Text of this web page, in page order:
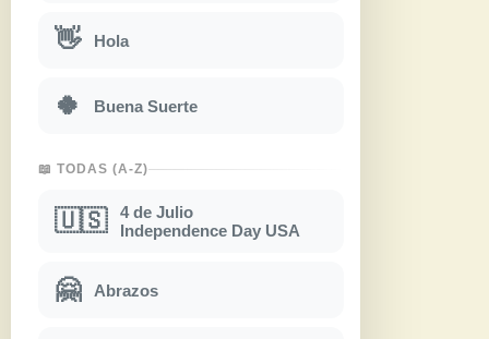
👋 Hola
🍀 Buena Suerte
📖 TODAS (A-Z)
🇺🇸
4 de Julio
Independence Day USA
🤗 Abrazos